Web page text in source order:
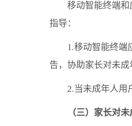
移动智能终端
指导：
1.移动智能终端
告，协助家长对未
2.当未成年人用
（三）家长对